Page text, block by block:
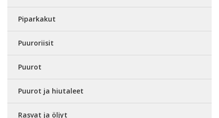
Piparkakut
Puuroriisit
Puurot
Puurot ja hiutaleet
Rasvat ja öljyt